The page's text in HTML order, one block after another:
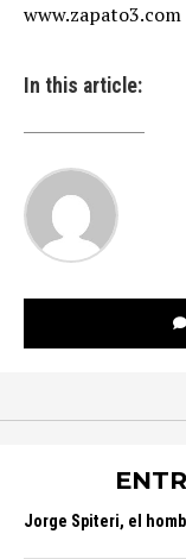
www.zapato3.com
In this article:
Jorge Spiteri, el